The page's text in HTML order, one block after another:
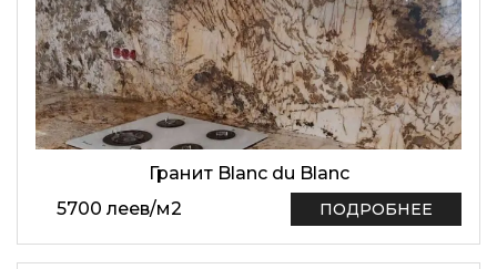
Гранит Blanc du Blanc
5700 леев/м2 ПОДРОБНЕЕ